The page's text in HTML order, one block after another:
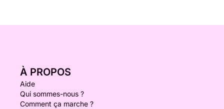
À PROPOS
Aide
Qui sommes-nous ?
Comment ça marche ?